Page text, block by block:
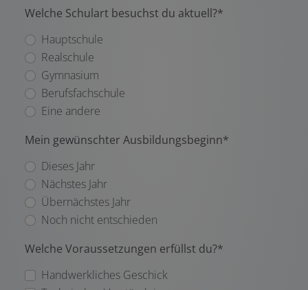
Welche Schulart besuchst du aktuell?*
Hauptschule
Realschule
Gymnasium
Berufsfachschule
Eine andere
Mein gewünschter Ausbildungsbeginn*
Dieses Jahr
Nächstes Jahr
Übernächstes Jahr
Noch nicht entschieden
Welche Voraussetzungen erfüllst du?*
Handwerkliches Geschick